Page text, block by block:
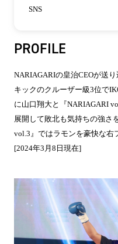
SNS
PROFILE
NARIAGARIの皇治CEOが送
キックのクルーザー級3位で
に山口翔大と『NARIAGARI
展開して敗北も気持ちの強さ
vol.3』ではラモンを豪快な右
[2024年3月8日現在]